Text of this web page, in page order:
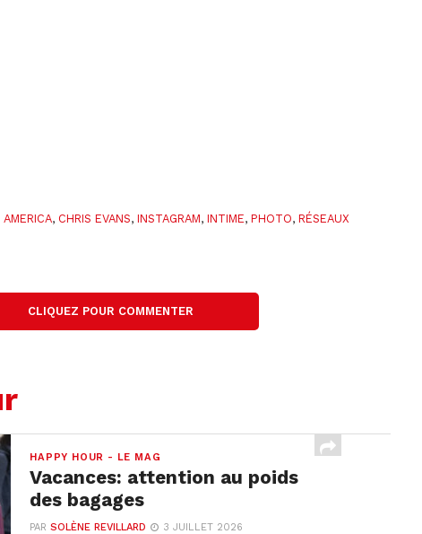
AMERICA, CHRIS EVANS,INSTAGRAM,INTIME,PHOTO,RÉSEAUX
CLIQUEZ POUR COMMENTER
HAPPY HOUR - LE MAG
Vacances: attention au poids
des bagages
PARSOLÈNE REVILLARD 3 JUILLET 2026